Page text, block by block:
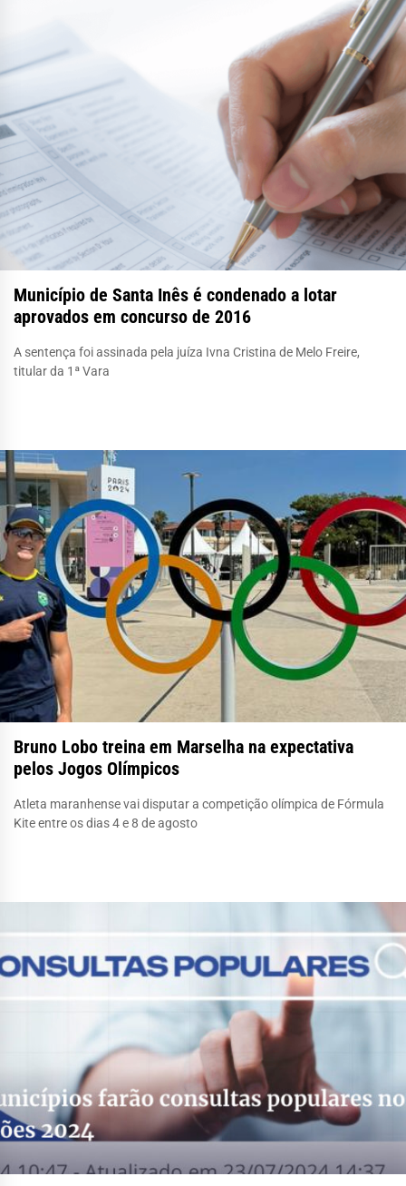
Município de Santa Inês é condenado a lotar
aprovados em concurso de 2016
A sentença foi assinada pela juíza Ivna Cristina de Melo Freire,
titular da 1ª Vara
Bruno Lobo treina em Marselha na expectativa
pelos Jogos Olímpicos
Atleta maranhense vai disputar a competição olímpica de Fórmula
Kite entre os dias 4 e 8 de agosto